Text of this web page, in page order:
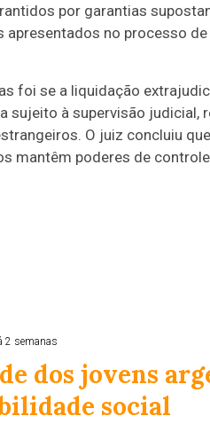
por garantias
no processo
foi se a liquidação
sujeito à supervisão judicial,
O juiz concluiu
mantêm poderes de
2 semanas
dos jovens
social